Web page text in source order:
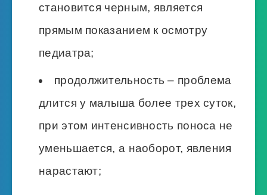
становится черным, является
прямым показанием к осмотру
педиатра;
продолжительность – проблема
длится у малыша более трех суток,
при этом интенсивность поноса не
уменьшается, а наоборот, явления
нарастают;